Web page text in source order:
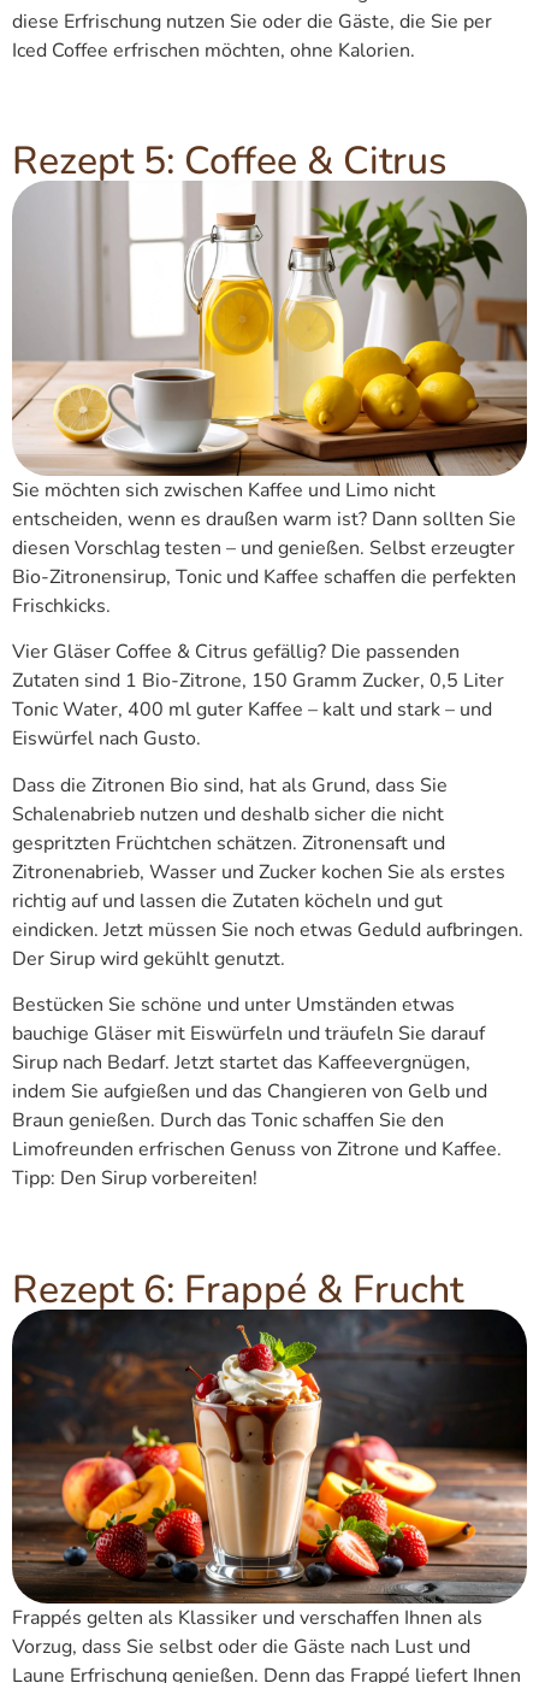
diese Erfrischung nutzen Sie oder die Gäste, die Sie per
Iced Coffee erfrischen möchten, ohne Kalorien.
Rezept 5: Coffee & Citrus
Sie möchten sich zwischen Kaffee und Limo nicht
entscheiden, wenn es draußen warm ist? Dann sollten Sie
diesen Vorschlag testen – und genießen. Selbst erzeugter
Bio-Zitronensirup, Tonic und Kaffee schaffen die perfekten
Frischkicks.
Vier Gläser Coffee & Citrus gefällig? Die passenden
Zutaten sind 1 Bio-Zitrone, 150 Gramm Zucker, 0,5 Liter
Tonic Water, 400 ml guter Kaffee – kalt und stark – und
Eiswürfel nach Gusto.
Dass die Zitronen Bio sind, hat als Grund, dass Sie
Schalenabrieb nutzen und deshalb sicher die nicht
gespritzten Früchtchen schätzen. Zitronensaft und
Zitronenabrieb, Wasser und Zucker kochen Sie als erstes
richtig auf und lassen die Zutaten köcheln und gut
eindicken. Jetzt müssen Sie noch etwas Geduld aufbringen.
Der Sirup wird gekühlt genutzt.
Bestücken Sie schöne und unter Umständen etwas
bauchige Gläser mit Eiswürfeln und träufeln Sie darauf
Sirup nach Bedarf. Jetzt startet das Kaffeevergnügen,
indem Sie aufgießen und das Changieren von Gelb und
Braun genießen. Durch das Tonic schaffen Sie den
Limofreunden erfrischen Genuss von Zitrone und Kaffee.
Tipp: Den Sirup vorbereiten!
Rezept 6: Frappé & Frucht
Frappés gelten als Klassiker und verschaffen Ihnen als
Vorzug, dass Sie selbst oder die Gäste nach Lust und
Laune Erfrischung genießen. Denn das Frappé liefert Ihnen